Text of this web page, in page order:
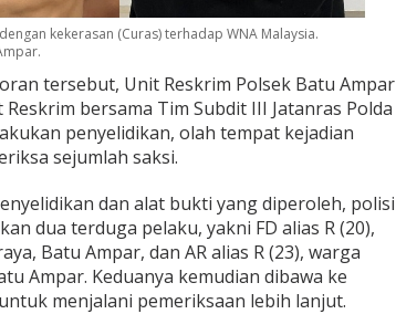
kekerasan (Curas) terhadap WNA Malaysia.
tersebut, Unit Reskrim Polsek Batu Ampar
bersama Tim Subdit III Jatanras Polda
penyelidikan, olah tempat kejadian
sejumlah saksi.
dan alat bukti yang diperoleh, polisi
dua terduga pelaku, yakni FD alias R (20),
Batu Ampar, dan AR alias R (23), warga
Ampar. Keduanya kemudian dibawa ke
menjalani pemeriksaan lebih lanjut.